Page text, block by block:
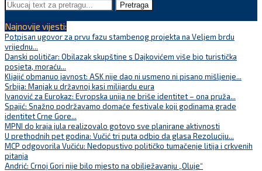
Pretraga
Najnovije vijesti:
Potpisan ugovor za prvu fazu stambenog projekta na Veljem brdu
vrijednu...
Danski političar: Obilazak skupštine s Dajkovićem više bio turistička
posjeta, moraću...
Kljajić obmanuo javnost: ASK nije dao ni usmeno ni pisano mišljenje...
Srbija: Manjak u državnoj kasi milijardu eura
Ivanović za Eurokaz: Evropska unija ne briše identitet – ona pruža...
Spajić: Snažno podržavamo domaće festivale koji godinama grade
identitet Crne Gore...
MPNI do kraja jula realizovalo gotovo sve planirane aktivnosti
U prethodnih pet godina: Vučić tri puta odbio da glasa Rezoluciju...
MCP odgovorila Vučiću: Nedopustivo političko tumačenje litija i crkvenih
pitanja
Andrić: Crnoj Gori nije bilo mjesto na obilježavanju „Oluje“